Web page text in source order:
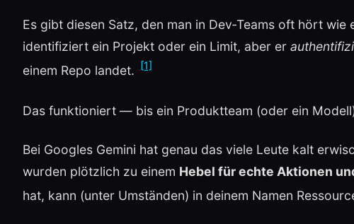
Es gibt diesen Satz, den man in Dev‑Teams oft hört wie
identifiziert ein Projekt oder ein Limit, aber er
einem Repo landet.
[1]
Das funktioniert — bis ein Produktteam (oder ein
Bei Googles Gemini hat genau das viele Leute kalt
wurden plötzlich zu einem Hebel für echte Aktionen
hat, kann (unter Umständen) in deinem Namen